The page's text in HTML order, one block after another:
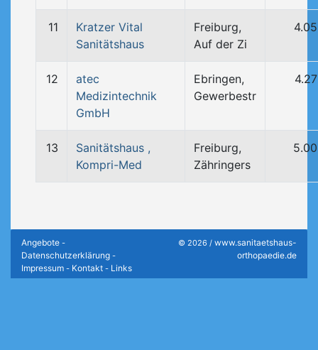
11
Kratzer Vital
Sanitätshaus
Freiburg,
Auf der Zi
12
atec
Medizintechnik
GmbH
Ebringen,
Gewerbestr
13
Sanitätshaus ,
Kompri-Med
Freiburg,
Zähringers
Angebote -
Datenschutzerklärung -
Impressum - Kontakt - Links
© 2026 / www.sanitaetshaus-
orthopaedie.de